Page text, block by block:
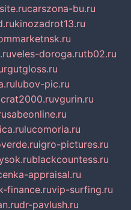
carszona-bu.ru
kinozadrot13.ru
veles-doroga.rutb02.ru
lubov-pic.ru
vgurin.ru
sabeonline.ru
lucomoria.ru
igro-pictures.ru
blackcountess.ru
appraisal.ru
finance.ruvip-surfing.ru
dr-pavlush.ru